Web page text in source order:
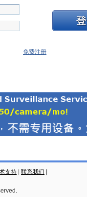
免费注册
支持 联系我们